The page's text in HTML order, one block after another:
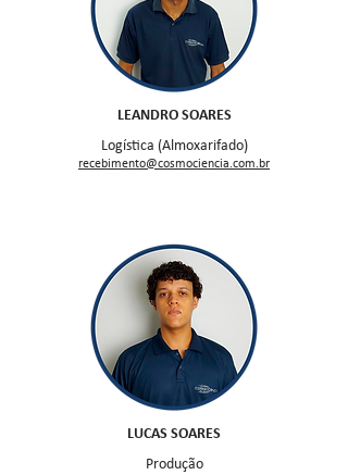
LEANDRO SOARES
Logística (Almoxarifado)
recebimento@cosmociencia.com.br
LUCAS SOARES
Produção